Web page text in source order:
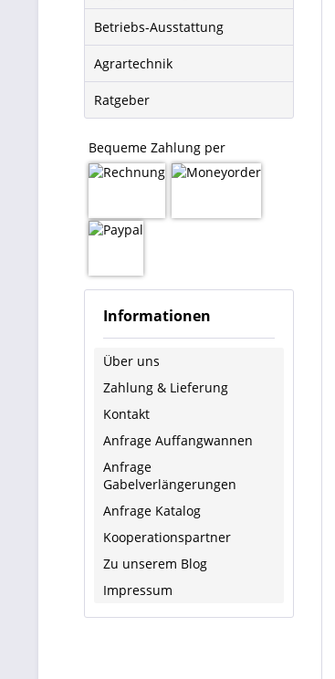
Betriebs-Ausstattung
Agrartechnik
Ratgeber
Bequeme Zahlung per
Informationen
Über uns
Zahlung & Lieferung
Kontakt
Anfrage Auffangwannen
Anfrage
Gabelverlängerungen
Anfrage Katalog
Kooperationspartner
Zu unserem Blog
Impressum